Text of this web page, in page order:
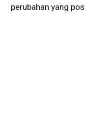
perubahan yang